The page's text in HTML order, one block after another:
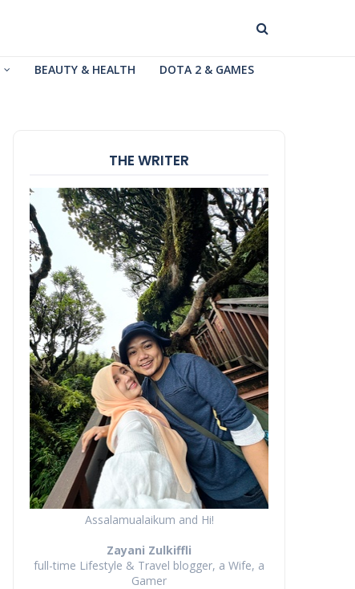
BEAUTY & HEALTH DOTA 2 & GAMES
THE WRITER
Assalamualaikum and Hi!
Zayani Zulkiffli
full-time Lifestyle & Travel blogger, a Wife, a
Gamer